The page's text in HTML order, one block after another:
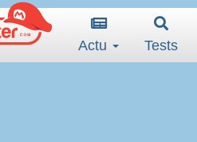
Actu Tests